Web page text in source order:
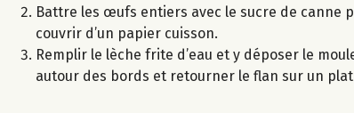
Battre les œufs entiers avec le sucre de canne
couvrir d’un papier cuisson.
Remplir le lèche frite d’eau et y déposer le
autour des bords et retourner le flan sur un